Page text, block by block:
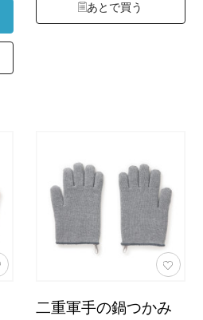
あとで買う
二重軍手の鍋つかみ